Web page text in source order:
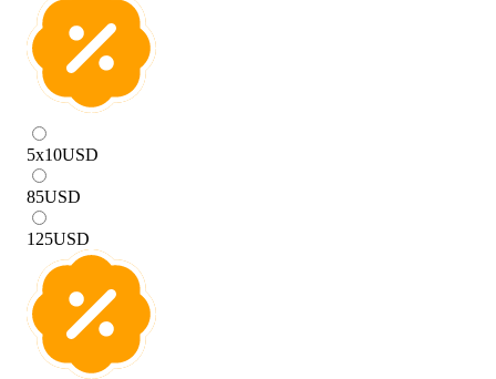
5x10USD
85USD
125USD